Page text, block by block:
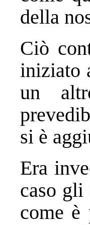
della
Ciò
iniziato
un
si è
Era
caso gli
come è